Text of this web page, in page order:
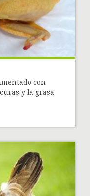
con
y la grasa